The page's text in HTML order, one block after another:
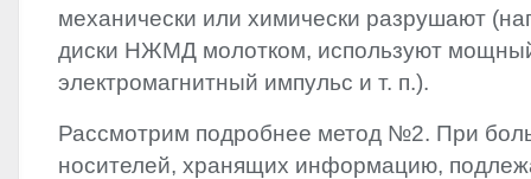
механически или химически разрушают
диски НЖМД молотком, используют
электромагнитный импульс и т. п.).
Рассмотрим подробнее метод №2. При
носителей, хранящих информацию,